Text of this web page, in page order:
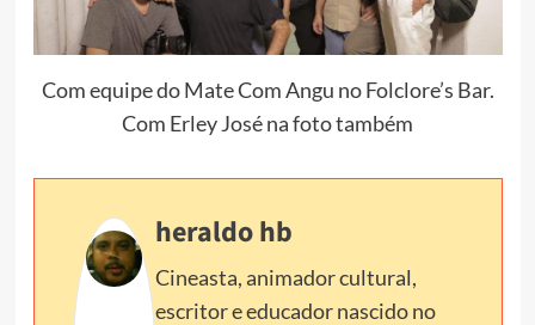
Com equipe do Mate Com Angu no Folclore’s Bar.
Com Erley José na foto também
heraldo hb
Cineasta, animador cultural,
escritor e educador nascido no